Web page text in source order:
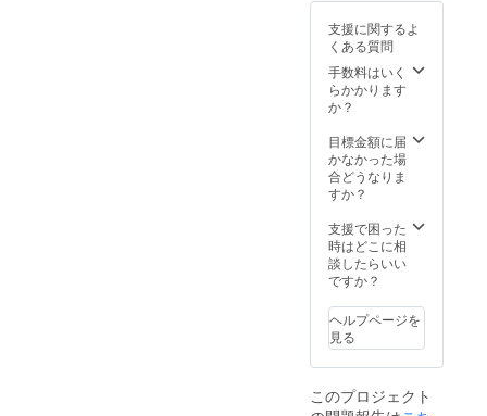
支援に関するよ
くある質問
手数料はいく
らかかります
か？
目標金額に届
かなかった場
合どうなりま
すか？
支援で困った
時はどこに相
談したらいい
ですか？
ヘルプページを
見る
このプロジェクト